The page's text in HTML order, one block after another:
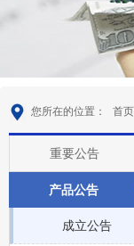
您所在的位置： 首页
重要公告
产品公告
成立公告